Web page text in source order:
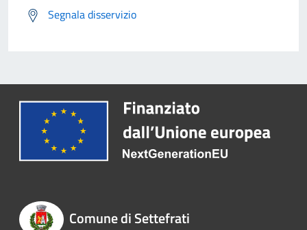
Segnala disservizio
Comune di Settefrati